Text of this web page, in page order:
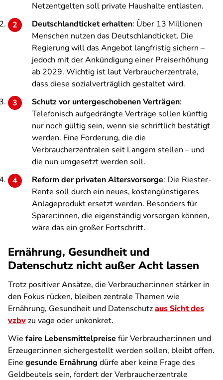
Netzentgelten soll private Haushalte entlasten.
Deutschlandticket erhalten: Über 13 Millionen
Menschen nutzen das Deutschlandticket. Die
Regierung will das Angebot langfristig sichern –
jedoch mit der Ankündigung einer Preiserhöhung
ab 2029. Wichtig ist laut Verbraucherzentrale,
dass diese sozialverträglich gestaltet wird.
Schutz vor untergeschobenen Verträgen:
Telefonisch aufgedrängte Verträge sollen künftig
nur noch gültig sein, wenn sie schriftlich bestätigt
werden. Eine Forderung, die die
Verbraucherzentralen seit Langem stellen – und
die nun umgesetzt werden soll.
Reform der privaten Altersvorsorge: Die Riester-
Rente soll durch ein neues, kostengünstigeres
Anlageprodukt ersetzt werden. Besonders für
Sparer:innen, die eigenständig vorsorgen können,
wäre das ein großer Fortschritt.
Ernährung, Gesundheit und
Datenschutz nicht außer Acht lassen
Trotz positiver Ansätze, die Verbraucher:innen stärker in
den Fokus rücken, bleiben zentrale Themen wie
Ernährung, Gesundheit und Datenschutzaus Sicht des
vzbvzu vage oder unkonkret.
Wie faire Lebensmittelpreise für Verbraucher:innen und
Erzeuger:innen sichergestellt werden sollen, bleibt offen.
Eine gesunde Ernährung dürfe aber keine Frage des
Geldbeutels sein, fordert der Verbraucherzentrale